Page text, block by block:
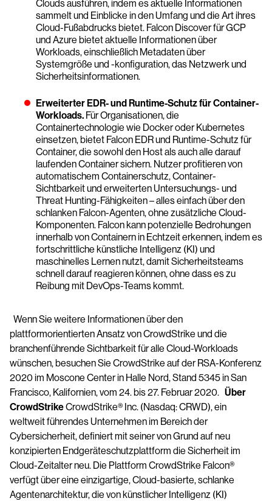
Clouds ausführen, indem es aktuelle Informationen
sammelt und Einblicke in den Umfang und die Art ihres
Cloud-Fußabdrucks bietet. Falcon Discover für GCP
und Azure bietet aktuelle Informationen über
Workloads, einschließlich Metadaten über
Systemgröße und -konfiguration, das Netzwerk und
Sicherheitsinformationen.
Erweiterter EDR- und Runtime-Schutz für Container-
Workloads. Für Organisationen, die
Containertechnologie wie Docker oder Kubernetes
einsetzen, bietet Falcon EDR und Runtime-Schutz für
Container, die sowohl den Host als auch alle darauf
laufenden Container sichern. Nutzer profitieren von
automatischem Containerschutz, Container-
Sichtbarkeit und erweiterten Untersuchungs- und
Threat Hunting-Fähigkeiten – alles einfach über den
schlanken Falcon-Agenten, ohne zusätzliche Cloud-
Komponenten. Falcon kann potenzielle Bedrohungen
innerhalb von Containern in Echtzeit erkennen, indem es
fortschrittliche künstliche Intelligenz (KI) und
maschinelles Lernen nutzt, damit Sicherheitsteams
schnell darauf reagieren können, ohne dass es zu
Reibung mit DevOps-Teams kommt.
Wenn Sie weitere Informationen über den
plattformorientierten Ansatz von CrowdStrike und die
branchenführende Sichtbarkeit für alle Cloud-Workloads
wünschen, besuchen Sie CrowdStrike auf der RSA-Konferenz
2020 im Moscone Center in Halle Nord, Stand 5345 in San
Francisco, Kalifornien, vom 24. bis 27. Februar 2020. Über
CrowdStrikeCrowdStrike® Inc. (Nasdaq: CRWD), ein
weltweit führendes Unternehmen im Bereich der
Cybersicherheit, definiert mit seiner von Grund auf neu
konzipierten Endgeräteschutzplattform die Sicherheit im
Cloud-Zeitalter neu. Die Plattform CrowdStrike Falcon®
verfügt über eine einzigartige, Cloud-basierte, schlanke
Agentenarchitektur, die von künstlicher Intelligenz (KI)